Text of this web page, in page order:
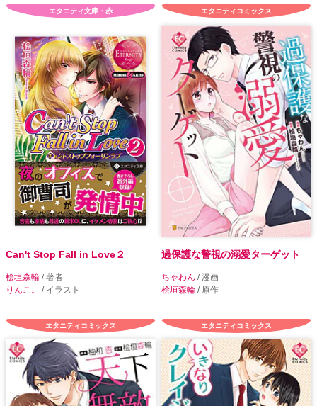
エタニティ文庫・赤
Can't Stop Fall in Love２
桧垣森輪 / 著者
りんこ。 / イラスト
エタニティコミックス
過保護な警視の溺愛ターゲット
ちゃわん / 漫画
桧垣森輪 / 原作
エタニティコミックス エタニティコミックス